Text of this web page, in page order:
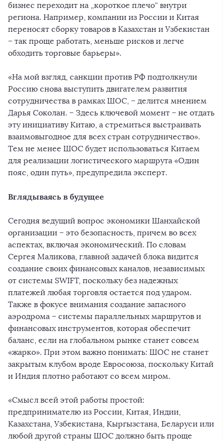
бизнес переходит на „короткое плечо“ внутри
региона. Например, компании из России и Китая
переносят сборку товаров в Казахстан и Узбекистан
– так проще работать, меньше рисков и легче
обходить торговые барьеры».
«На мой взгляд, санкции против РФ подтолкнули
Россию снова выступить двигателем развития
сотрудничества в рамках ШОС, – делится мнением
Дарья Соколан. – Здесь ключевой момент – не отдать
эту инициативу Китаю, а стремиться выстраивать
взаимовыгодное для всех стран сотрудничество».
Тем не менее ШОС будет использоваться Китаем
для реализации логистического маршрута «Один
пояс, один путь», предупредила эксперт.
Вглядываясь в будущее
Сегодня ведущий вопрос экономики Шанхайской
организации – это безопасность, причем во всех
аспектах, включая экономический. По словам
Сергея Маликова, главной задачей блока видится
создание своих финансовых каналов, независимых
от системы SWIFT, поскольку без надежных
платежей любая торговля остается под ударом.
Также в фокусе внимания создание запасного
аэродрома – системы параллельных маршрутов и
финансовых инструментов, которая обеспечит
баланс, если на глобальном рынке станет совсем
«жарко». При этом важно понимать: ШОС не станет
закрытым клубом вроде Евросоюза, поскольку Китай
и Индия плотно работают со всем миром.
«Смысл всей этой работы простой:
предпринимателю из России, Китая, Индии,
Казахстана, Узбекистана, Кыргызстана, Беларуси или
любой другой страны ШОС должно быть проще